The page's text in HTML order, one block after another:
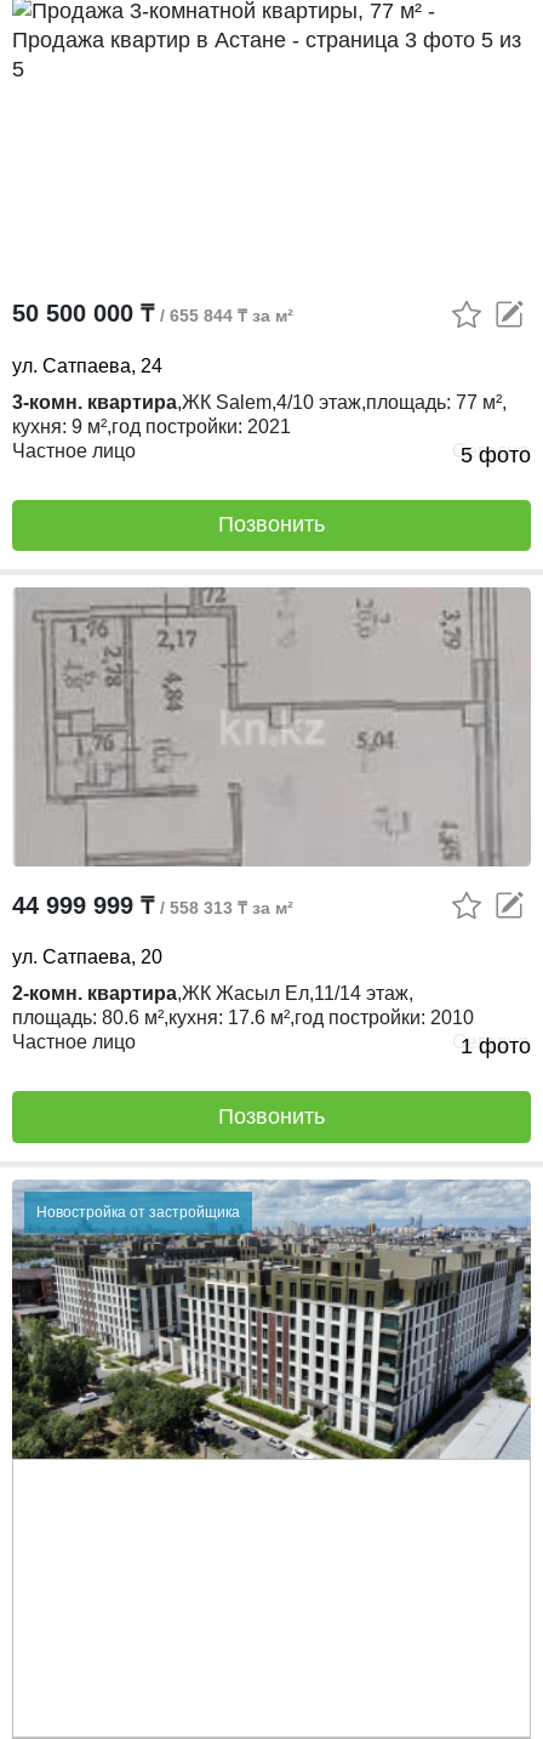
5 фото
50 500 000 ₸ / 655 844 ₸ за м²
ул. Сатпаева, 24
3-комн. квартира,ЖК Salem,4/10 этаж,площадь: 77 м²,
кухня: 9 м²,год постройки: 2021
Частное лицо
Сегодня
Позвонить
1 фото
44 999 999 ₸ / 558 313 ₸ за м²
ул. Сатпаева, 20
2-комн. квартира,ЖК Жасыл Ел,11/14 этаж,
площадь: 80.6 м²,кухня: 17.6 м²,год постройки: 2010
Частное лицо
Сегодня
Позвонить
Новостройка от застройщика